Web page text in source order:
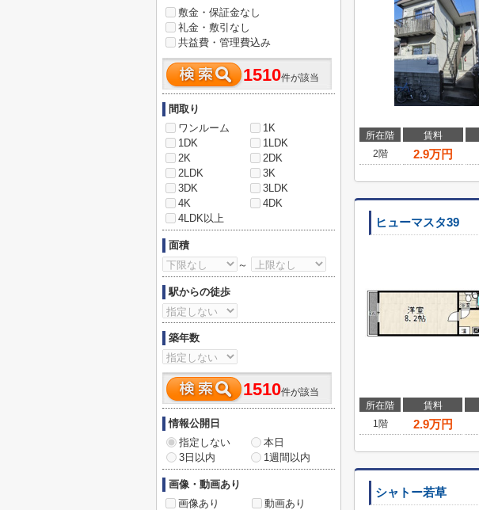
所在階 賃料
2階
2.9万円
ヒューマスタ39
所在階 賃料
1階
2.9万円
シャトー若草
敷金・保証金なし
礼金・敷引なし
共益費・管理費込み
1510件が該当
間取り
ワンルーム
1K
1DK
1LDK
2K
2DK
2LDK
3K
3DK
3LDK
4K
4DK
4LDK以上
面積
～
駅からの徒歩
築年数
1510件が該当
情報公開日
指定しない
本日
3日以内
1週間以内
画像・動画あり
画像あり
動画あり